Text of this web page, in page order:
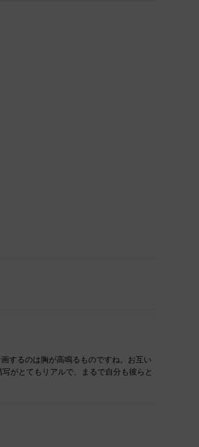
するのは胸が高鳴るものですね。お互い
がとてもリアルで、まるで自分も彼らと